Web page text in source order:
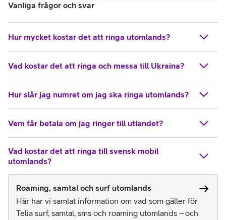
Vanliga frågor och svar
Hur mycket kostar det att ringa utomlands?
Vad kostar det att ringa och messa till Ukraina?
Hur slår jag numret om jag ska ringa utomlands?
Vem får betala om jag ringer till utlandet?
Vad kostar det att ringa till svensk mobil
utomlands?
Roaming, samtal och surf utomlands
Här har vi samlat information om vad som gäller för
Telia surf, samtal, sms och roaming utomlands – och